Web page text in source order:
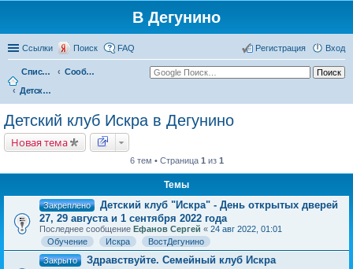
В Дегунино
Ссылки Поиск FAQ Вход
Регистрация
Список форумов
Сообщества жителей
Детский клуб Искра в Дегунино
Детский клуб Искра в Дегунино
Новая тема
6 тем • Страница 1 из 1
Темы
Закреплено
Детский клуб "Искра" - День открытых дверей
27, 29 августа и 1 сентября 2022 года
Последнее сообщение Ефанов Сергей « 24 авг 2022, 01:01
Обучение
Искра
ВостДегунино
Закрыто
Здравствуйте. Семейный клуб Искра